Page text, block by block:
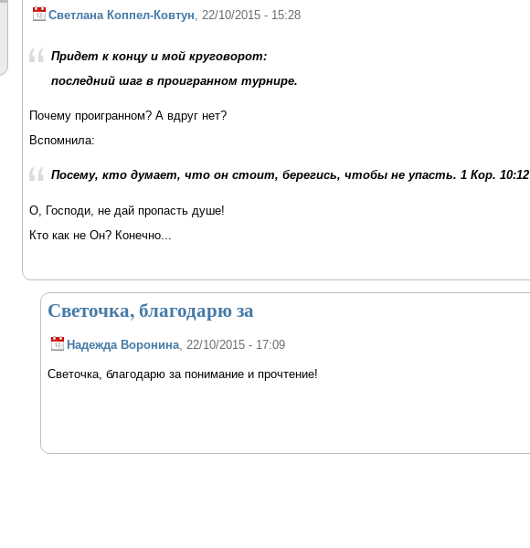
Светлана Коппел-Ковтун, 22/10/2015 - 15:28
Придет к концу и мой круговорот:
последний шаг в проигранном турнире.
Почему проигранном? А вдруг нет?
Вспомнила:
Посему, кто думает, что он стоит, берегись, чтобы не упасть. 1 Кор. 10:12
О, Господи, не дай пропасть душе!
Кто как не Он? Конечно...
Светочка, благодарю за
Надежда Воронина, 22/10/2015 - 17:09
Светочка, благодарю за понимание и прочтение!